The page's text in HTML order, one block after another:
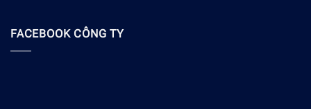
FACEBOOK CÔNG TY